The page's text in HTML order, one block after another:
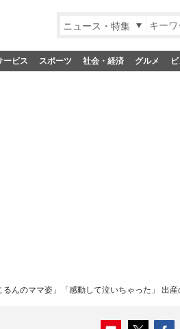
ニュース・特集
ービス スポーツ 社会・経済 グルメ
んのママ姿」「感動して泣いちゃった」 出